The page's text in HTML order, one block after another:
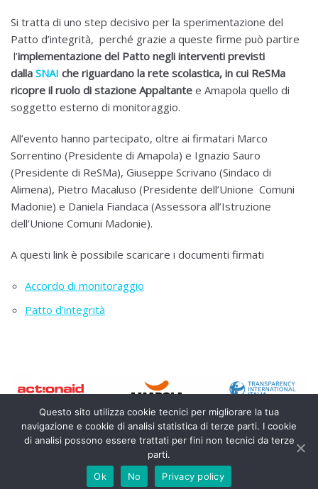
Si tratta di uno step decisivo per la sperimentazione del
Patto d’integrità, perché grazie a queste firme può partire
l’implementazione del Patto negli interventi previsti
dalla SNAI che riguardano la rete scolastica, in cui ReSMa
ricopre il ruolo di stazione Appaltante e Amapola quello di
soggetto esterno di monitoraggio.
All’evento hanno partecipato, oltre ai firmatari Marco
Sorrentino (Presidente di Amapola) e Ignazio Sauro
(Presidente di ReSMa), Giuseppe Scrivano (Sindaco di
Alimena), Pietro Macaluso (Presidente dell’Unione Comuni
Madonie) e Daniela Fiandaca (Assessora all’Istruzione
dell’Unione Comuni Madonie).
A questi link è possibile scaricare i documenti firmati
Accordo di monitoraggio
Patto d’integrità
MONITORAPPALTI.IT
TERMINI E CONDIZIONI
Questo sito utilizza cookie tecnici per migliorare la tua
navigazione e cookie di analisi statistica di terze parti. I cookie
di analisi possono essere trattati per fini non tecnici da terze
parti.
Ok
No Privacy policy